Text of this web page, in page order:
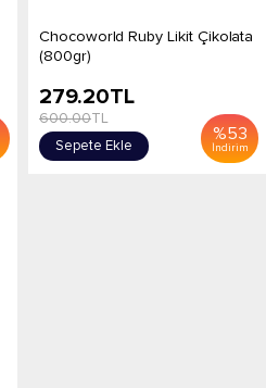
Chocoworld Ruby Likit Çikolata
(800gr)
%53
İndirim
279.20TL
600.00TL
Sepete Ekle